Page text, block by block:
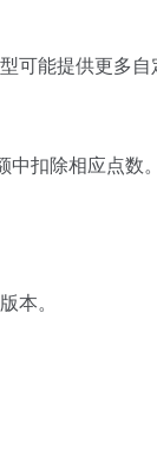
能提供更多自
扣除相应点数。
本。